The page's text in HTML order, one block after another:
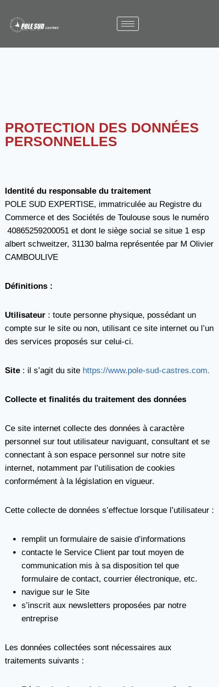
PROTECTION DES DONNÉES
PERSONNELLES
Identité du responsable du traitement
POLE SUD EXPERTISE, immatriculée au Registre du
Commerce et des Sociétés de Toulouse sous le numéro
40865259200051 et dont le siège social se situe 1 esp
albert schweitzer, 31130 balma représentée par M Olivier
CAMBOULIVE
Définitions :
Utilisateur : toute personne physique, possédant un
compte sur le site ou non, utilisant ce site internet ou l’un
des services proposés sur celui-ci.
Site : il s’agit du site https://www.pole-sud-castres.com.
Collecte et finalités du traitement des données
Ce site internet collecte des données à caractère
personnel sur tout utilisateur naviguant, consultant et se
connectant à son espace personnel sur notre site
internet, notamment par l’utilisation de cookies
conformément à la législation en vigueur.
Cette collecte de données s’effectue lorsque l’utilisateur :
remplit un formulaire de saisie d’informations
contacte le Service Client par tout moyen de
communication mis à sa disposition tel que
formulaire de contact, courrier électronique, etc.
navigue sur le Site
s’inscrit aux newsletters proposées par notre
entreprise
Les données collectées sont nécessaires aux
traitements suivants :